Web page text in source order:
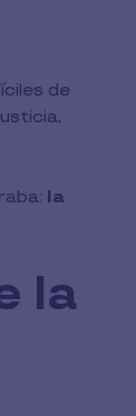
de
la
la